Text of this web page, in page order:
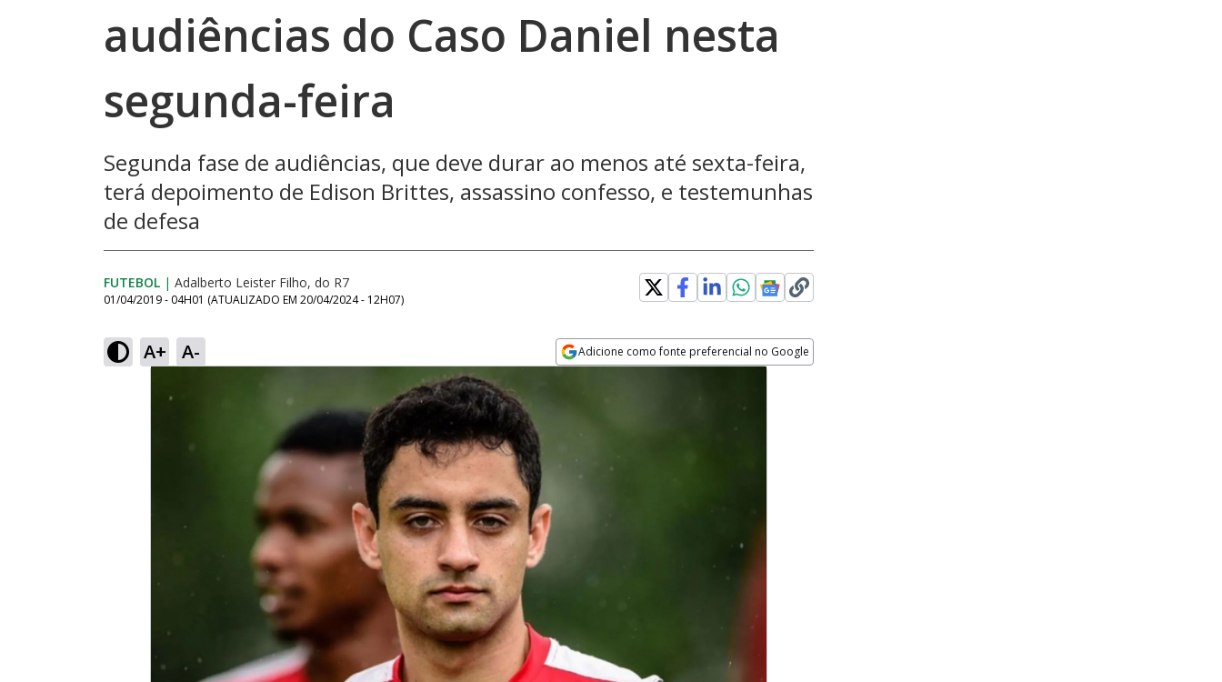
audiências do Caso Daniel nesta
segunda-feira
Segunda fase de audiências, que deve durar ao menos até sexta-feira,
terá depoimento de Edison Brittes, assassino confesso, e testemunhas
de defesa
FUTEBOL | Adalberto Leister Filho, do R7
01/04/2019 - 04H01 (ATUALIZADO EM 20/04/2024 - 12H07)
A+ A- Adicione como fonte preferencial no Google